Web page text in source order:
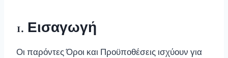
1. Εισαγωγή
Οι παρόντες Όροι και Προϋποθέσεις ισχύουν για